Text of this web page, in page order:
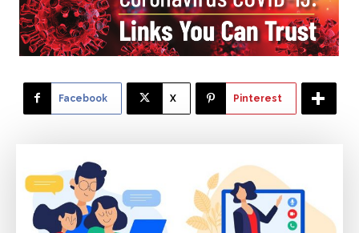
Facebook X Pinterest